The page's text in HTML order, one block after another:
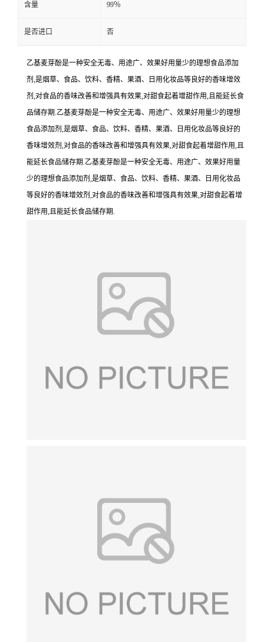
含量 99％
是否进口 否
乙基麦芽酚是一种安全无毒、用途广、效果好用量少的理想食品添加
剂,是烟草、食品、饮料、香精、果酒、日用化妆品等良好的香味增效
剂,对食品的香味改善和增强具有效果,对甜食起着增甜作用,且能延长食
品储存期.乙基麦芽酚是一种安全无毒、用途广、效果好用量少的理想
食品添加剂,是烟草、食品、饮料、香精、果酒、日用化妆品等良好的
香味增效剂,对食品的香味改善和增强具有效果,对甜食起着增甜作用,且
能延长食品储存期.乙基麦芽酚是一种安全无毒、用途广、效果好用量
少的理想食品添加剂,是烟草、食品、饮料、香精、果酒、日用化妆品
等良好的香味增效剂,对食品的香味改善和增强具有效果,对甜食起着增
甜作用,且能延长食品储存期.